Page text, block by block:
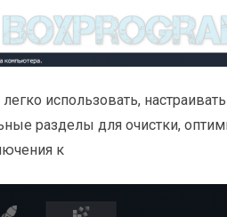
использовать,
разделы для очистки,
к